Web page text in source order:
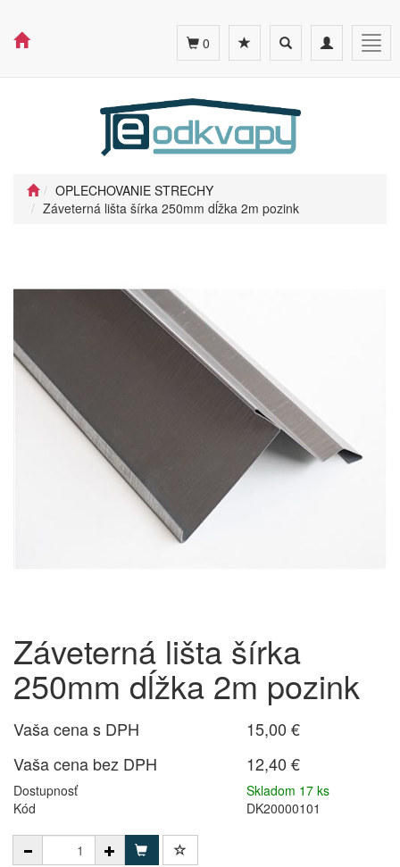
Toggle
navigation
Toggle
search
0
OPLECHOVANIE STRECHY
Záveterná lišta šírka 250mm dĺžka 2m pozink
Záveterná lišta šírka
250mm dĺžka 2m pozink
Vaša cena s DPH
15,00 €
Vaša cena bez DPH
12,40 €
Dostupnosť
Skladom 17 ks
Kód
DK20000101